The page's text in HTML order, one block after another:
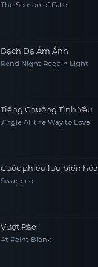
The Season of Fate
Bạch Dạ Ám Ảnh
Rend Night Regain Light
Tiếng Chuông Tình Yêu
Jingle All the Way to Love
Cuộc phiêu lưu biến hóa
Swapped
Vượt Rào
At Point Blank